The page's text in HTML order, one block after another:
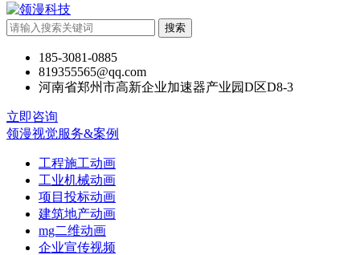
搜索
185-3081-0885
819355565@qq.com
河南省郑州市高新企业加速器产业园D区D8-3
立即咨询
领漫视觉服务&案例
工程施工动画
工业机械动画
项目投标动画
建筑地产动画
mg二维动画
企业宣传视频